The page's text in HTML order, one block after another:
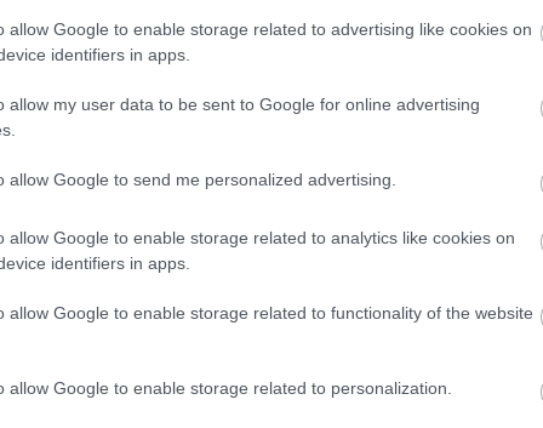
allow Google to enable storage related to advertising like cookies on
identifiers in apps.
allow my user data to be sent to Google for online advertising
allow Google to send me personalized advertising.
allow Google to enable storage related to analytics like cookies on
identifiers in apps.
allow Google to enable storage related to functionality of the website
allow Google to enable storage related to personalization.
a nyár folyamán készül el. Az új – az
miatt minimálisan áttervezett
kiszélesített Gerl utcai patakhíddal.
közvetlen kapcsolatot biztosító közösségi
belvárosi térsor.
hasonló lehet majd az új tér egy